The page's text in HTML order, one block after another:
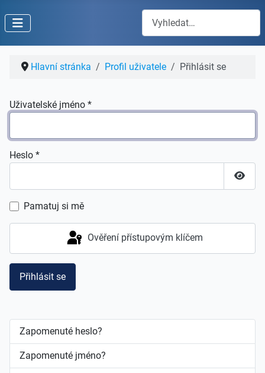
Hledat
Hlavní stránka Profil uživatele Přihlásit se
Uživatelské jméno *
Heslo *
Pamatuj si mě
Ověření přístupovým klíčem
Přihlásit se
Zapomenuté heslo?
Zapomenuté jméno?